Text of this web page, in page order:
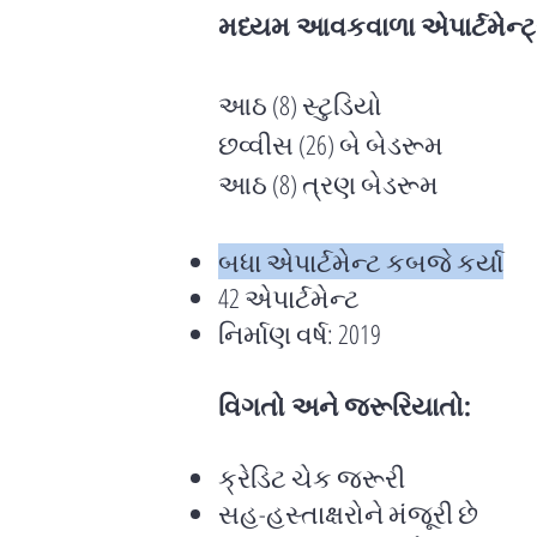
મધ્યમ આવકવાળા
આઠ (8) સ્ટુડિયો
છવ્વીસ (26) બે બેડરૂમ
આઠ (8) ત્રણ બેડરૂમ
બધા એપાર્ટમેન્ટ કબજે કર્યા
42 એપાર્ટમેન્ટ
નિર્માણ વર્ષ: 2019
વિગતો અને જરૂરિયાતો:
ક્રેડિટ ચેક જરૂરી
સહ-હસ્તાક્ષરોને મંજૂરી છે